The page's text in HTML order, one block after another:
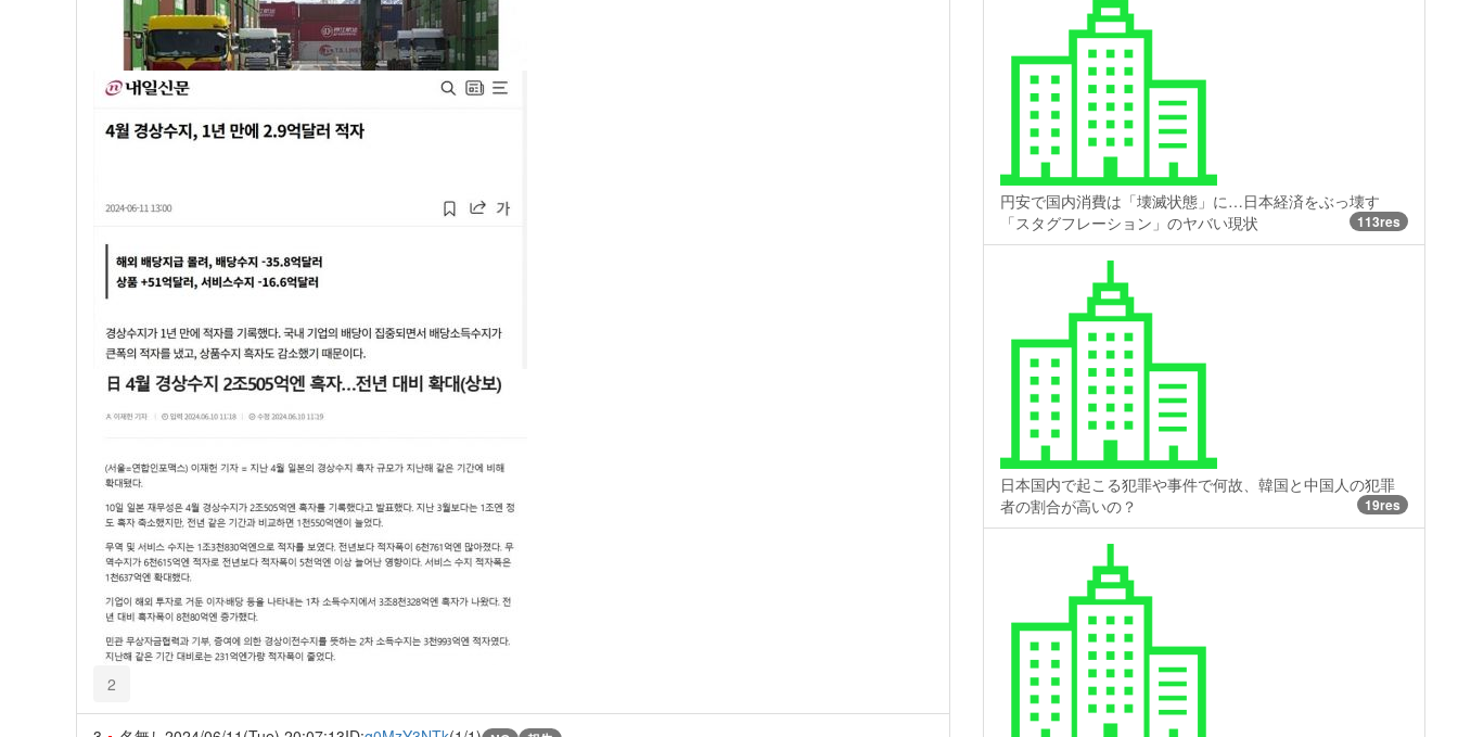
2
円安で国内消費は「壊滅状態」に…日本経済をぶっ壊す
「スタグフレーション」のヤバい現状
113res
日本国内で起こる犯罪や事件で何故、韓国と中国人の犯罪
者の割合が高いの？
19res